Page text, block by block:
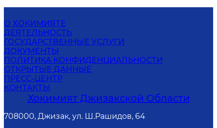
О ХОКИМИЯТЕ
ДЕЯТЕЛЬНОСТЬ
ГОСУДАРСТВЕННЫЕ УСЛУГИ
ДОКУМЕНТЫ
ПОЛИТИКА КОНФИДЕНЦИАЛЬНОСТИ
ОТКРЫТЫЕ ДАННЫЕ
ПРЕСС-ЦЕНТР
КОНТАКТЫ
Хокимият Джизакской Области
708000, Джизак, ул. Ш.Рашидов, 64